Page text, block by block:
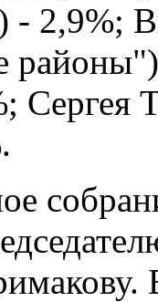
2,9%;